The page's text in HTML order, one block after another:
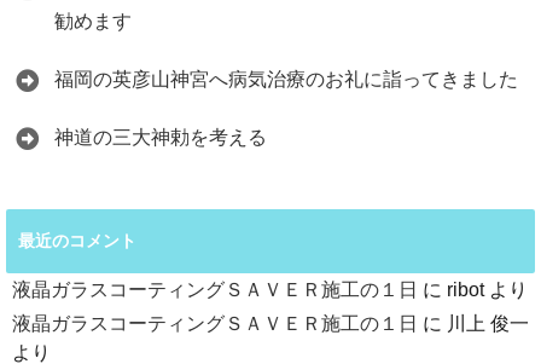
勧めます
福岡の英彦山神宮へ病気治療のお礼に詣ってきました
神道の三大神勅を考える
最近のコメント
液晶ガラスコーティングＳＡＶＥＲ施工の１日 に ribotより
液晶ガラスコーティングＳＡＶＥＲ施工の１日 に 川上 俊一
より